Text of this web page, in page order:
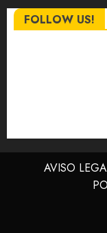
FOLLOW US!
AVISO